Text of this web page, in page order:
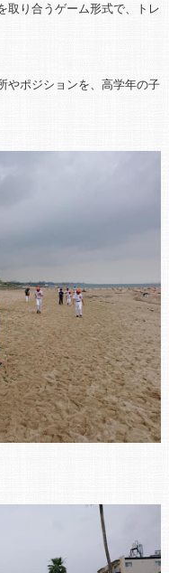
取り合うゲーム形式で、トレ
やポジションを、高学年の子